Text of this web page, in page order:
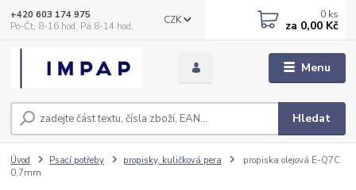
Menu
CZK
Hledat
+420 603 174 975
Po-Čt, 8-16 hod. Pá 8-14 hod.
0 ks
za 0,00 Kč
Úvod Psací potřeby propisky, kuličková pera
propiska olejová E-Q7C
0,7mm